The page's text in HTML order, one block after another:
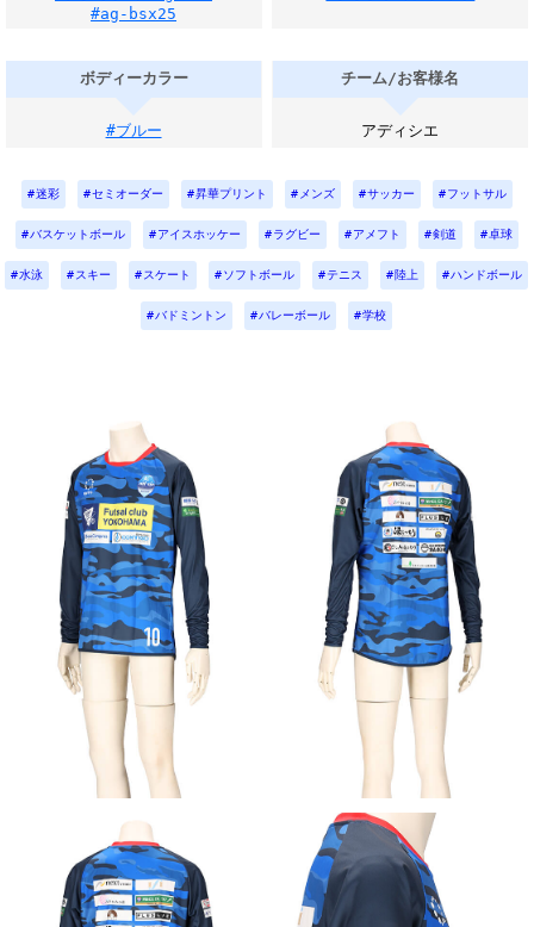
#ag-bsx25
ボディーカラー
#ブルー
チーム/お客様名
アディシエ
迷彩 セミオーダー 昇華プリント メンズ サッカー フットサル
バスケットボール アイスホッケー ラグビー アメフト 剣道 卓球
水泳 スキー スケート ソフトボール テニス 陸上 ハンドボール
バドミントン バレーボール 学校